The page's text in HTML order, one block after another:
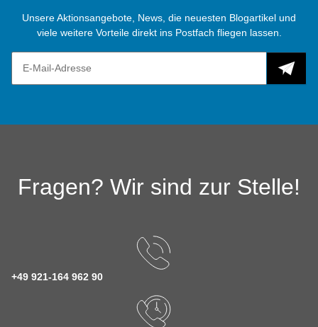
Unsere Aktionsangebote, News, die neuesten Blogartikel und
viele weitere Vorteile direkt ins Postfach fliegen lassen.
Fragen? Wir sind zur Stelle!
+49 921-164 962 90